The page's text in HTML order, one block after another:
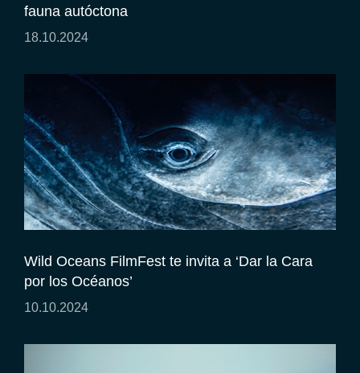
fauna autóctona
18.10.2024
Wild Oceans FilmFest te invita a ‘Dar la Cara
por los Océanos’
10.10.2024